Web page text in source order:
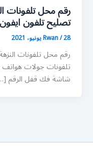
تصليح تلفون
Rwan/28 يونيو، 2021
رقم محل تلفونات
تلفونات جولات هواتف
شاشة فك قفل الرقم